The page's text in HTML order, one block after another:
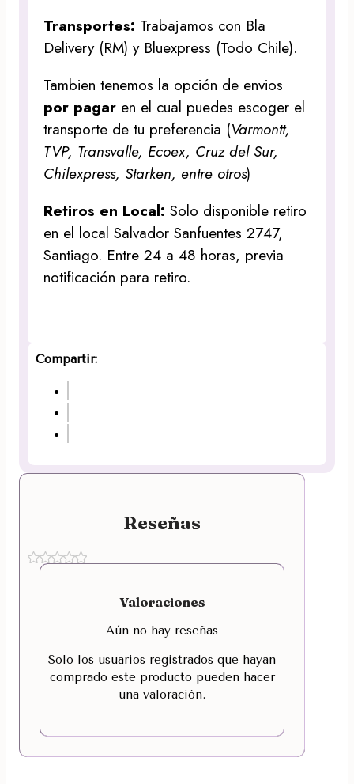
Transportes: Trabajamos con Bla
Delivery (RM) y Bluexpress (Todo Chile).
Tambien tenemos la opción de envios
por pagar en el cual puedes escoger el
transporte de tu preferencia (Varmontt,
TVP, Transvalle, Ecoex, Cruz del Sur,
Chilexpress, Starken, entre otros)
Retiros en Local:Solo disponible retiro
en el local Salvador Sanfuentes 2747,
Santiago. Entre 24 a 48 horas, previa
notificación para retiro.
Compartir:
Reseñas
Valoraciones
Aún no hay reseñas
Solo los usuarios registrados que hayan
comprado este producto pueden hacer
una valoración.